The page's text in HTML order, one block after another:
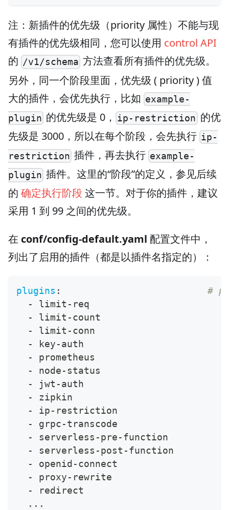
注：新插件的优先级（priority 属性）不能与现
有插件的优先级相同，您可以使用 control API
的 /v1/schema 方法查看所有插件的优先级。
另外，同一个阶段里面，优先级 ( priority ) 值
大的插件，会优先执行，比如 example-
plugin 的优先级是 0，ip-restriction 的优
先级是 3000，所以在每个阶段，会先执行 ip-
restriction 插件，再去执行example-
plugin 插件。这里的“阶段”的定义，参见后续
的 确定执行阶段这一节。对于你的插件，建议
采用 1 到 99 之间的优先级。
在 conf/config-default.yaml 配置文件中，
列出了启用的插件（都是以插件名指定的）：
plugins :
#
-
limit - req
-
limit -count
-
limit -conn
-
key-auth
-
prometheus
-
node-status
-
jwt -auth
-
zipkin
-
ip- restriction
-
grpc-transcode
-
serverless -pre-function
-
serverless -post -function
-
openid -connect
-
proxy- rewrite
-
redirect
...